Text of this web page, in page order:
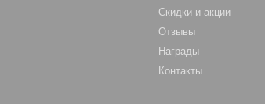
Скидки и акции
Отзывы
Награды
Контакты